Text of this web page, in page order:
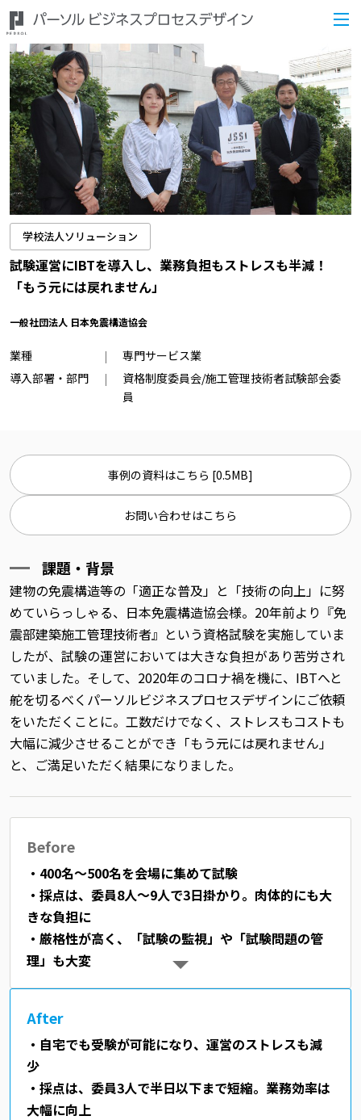
学校法人ソリューション
試験運営にIBTを導入し、業務負担もストレスも半減！
「もう元には戻れません」
一般社団法人 日本免震構造協会
業種
専門サービス業
導入部署・部門
資格制度委員会/施工管理技術者試験部会委
員
事例の資料はこちら [0.5MB]
お問い合わせはこちら
課題・背景
建物の免震構造等の「適正な普及」と「技術の向上」に努
めていらっしゃる、日本免震構造協会様。20年前より『免
震部建築施工管理技術者』という資格試験を実施していま
したが、試験の運営においては大きな負担があり苦労され
ていました。そして、2020年のコロナ禍を機に、IBTへと
舵を切るべくパーソルビジネスプロセスデザインにご依頼
をいただくことに。工数だけでなく、ストレスもコストも
大幅に減少させることができ「もう元には戻れません」
と、ご満足いただく結果になりました。
Before
・400名～500名を会場に集めて試験
・採点は、委員8人～9人で3日掛かり。肉体的にも大
きな負担に
・厳格性が高く、「試験の監視」や「試験問題の管
理」も大変
After
・自宅でも受験が可能になり、運営のストレスも減
少
・採点は、委員3人で半日以下まで短縮。業務効率は
大幅に向上